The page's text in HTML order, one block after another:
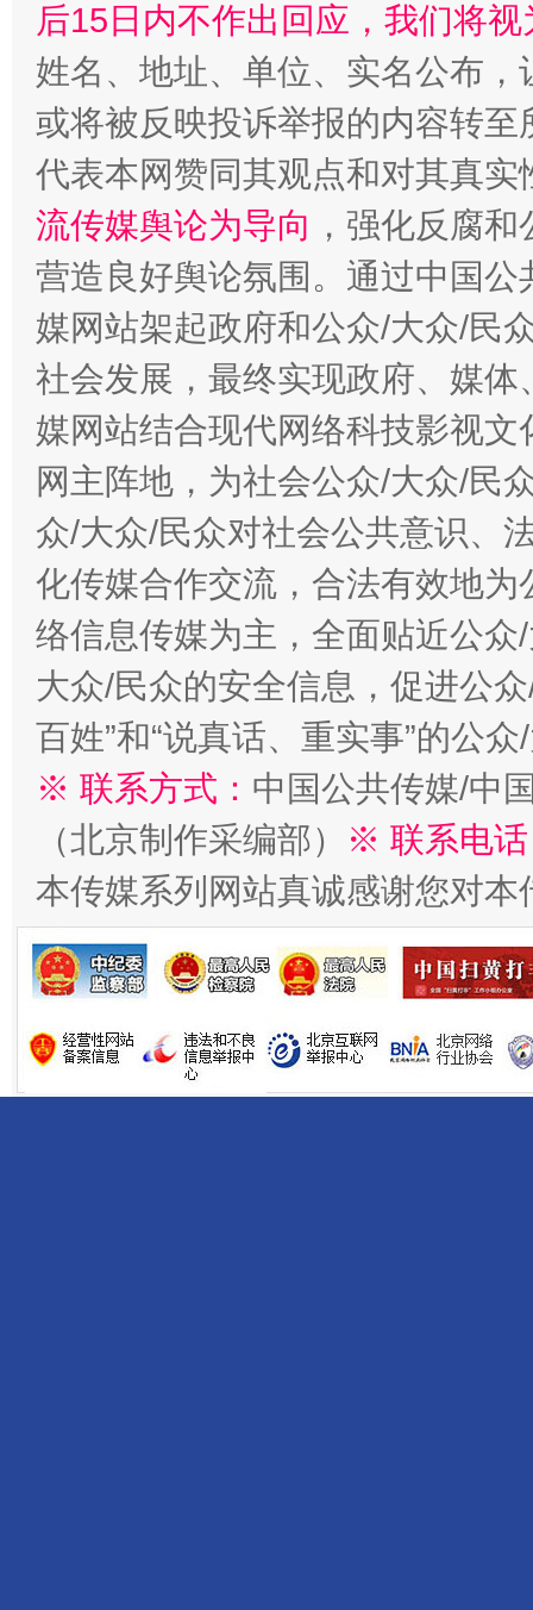
法徽映军营 权益有保障
一批国家标准开始实施 从
以产业富民促振兴 酒驾
后15日内不作出回应，我们将
姓名、地址、单位、实名公布
或将被反映投诉举报的内容转
代表本网赞同其观点和对其真实
流传媒舆论为导向 ，强化反腐
营造良好舆论氛围。通过中国
媒网站架起政府和公众/大众/民
社会发展，最终实现政府、媒
媒网站结合现代网络科技影视
网主阵地，为社会公众/大众/民
众/大众/民众对社会公共意识、
化传媒合作交流，合法有效地
络信息传媒为主，全面贴近公
大众/民众的安全信息，促进公
百姓”和“说真话、重实事”的公
※ 联系方式： 中国公共传媒/中
（北京制作采编部）
※ 联系电
本传媒系列网站真诚感谢您对